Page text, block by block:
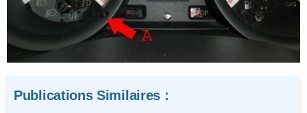
Publications Similaires :